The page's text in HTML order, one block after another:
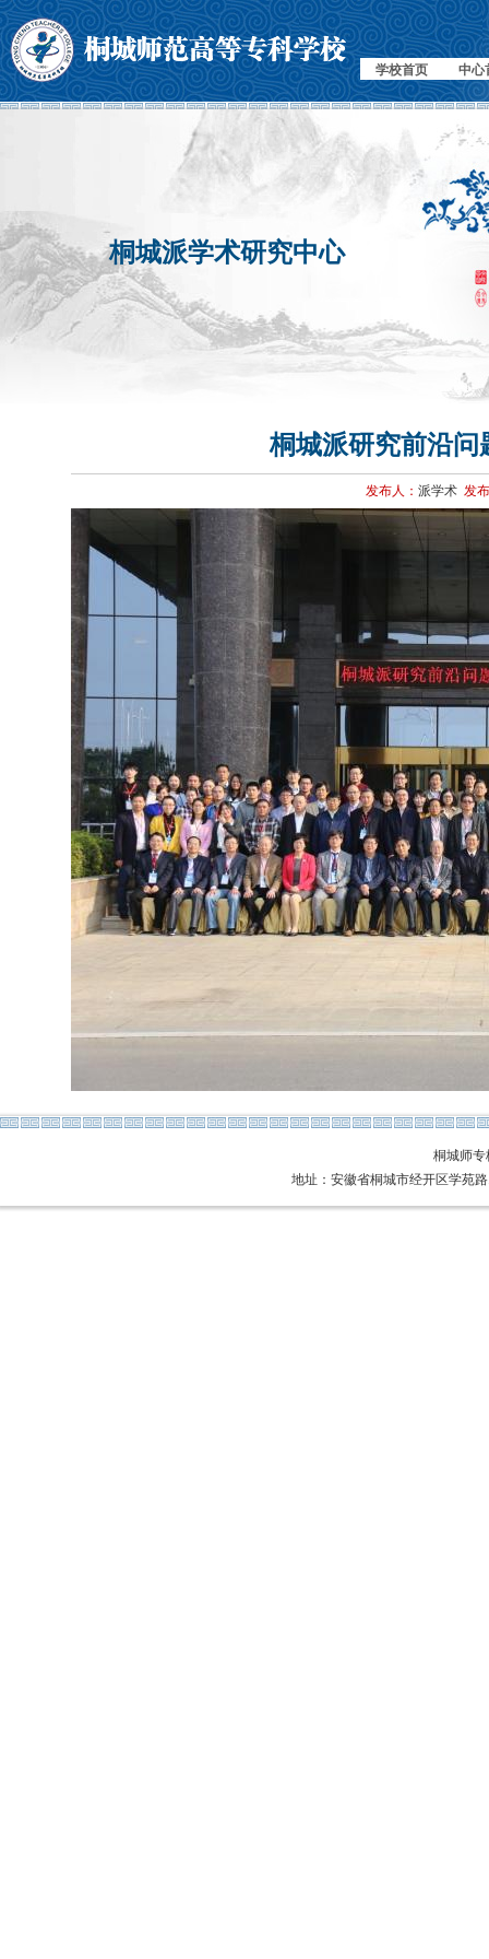
学校首页 中心
桐城派学术研究中心
桐城派研究前沿问
发布人： 派学术 发
桐城师专
地址：安徽省桐城市经开区学苑